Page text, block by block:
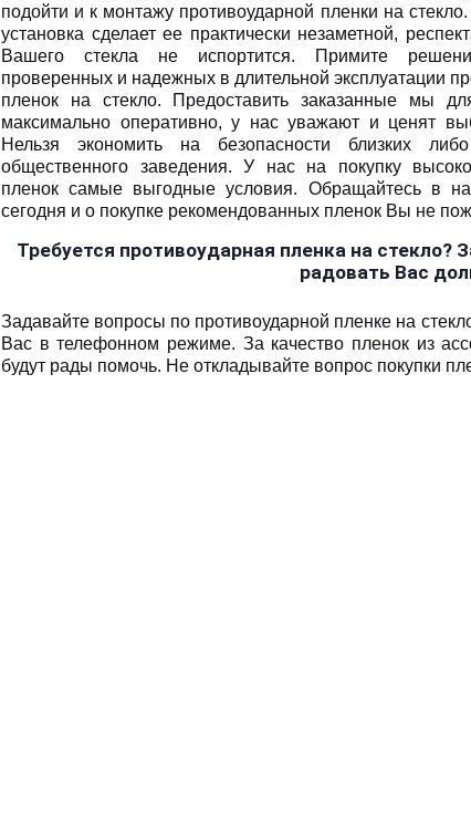
подойти и к монтажу противоударной пленки на
установка сделает ее практически незаметной,
Вашего стекла не испортится. Примите
проверенных и надежных в длительной эксплуатации
пленок на стекло. Предоставить заказанные мы
максимально оперативно, у нас уважают и ценят
Нельзя экономить на безопасности близких либо
общественного заведения. У нас на покупку
пленок самые выгодные условия. Обращайтесь в
сегодня и о покупке рекомендованных пленок Вы не
Требуется противоударная пленка на
радовать Вас
Задавайте вопросы по противоударной пленке на
Вас в телефонном режиме. За качество пленок из
будут рады помочь. Не откладывайте вопрос покупки